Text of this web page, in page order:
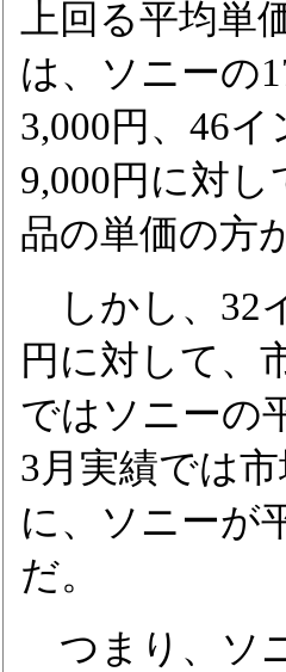
上回る平均
は、ソニーの
3,000円、46
9,000円に対
品の単価の方
しかし、32
円に対して、
ではソニーの
3月実績では
に、ソニーが
だ。
つまり、ソ